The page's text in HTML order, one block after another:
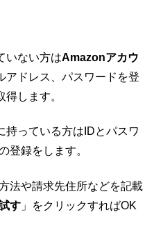
いない方はAmazonアカウ
アドレス、パスワードを登
します。
持っている方はIDとパスワ
登録をします。
法や請求先住所などを記載
す 」をクリックすればOK